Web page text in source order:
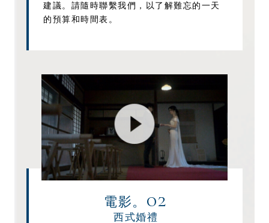
建議。請隨時聯繫我們，以了解難忘的一天
的預算和時間表。
電影。 02
西式婚禮